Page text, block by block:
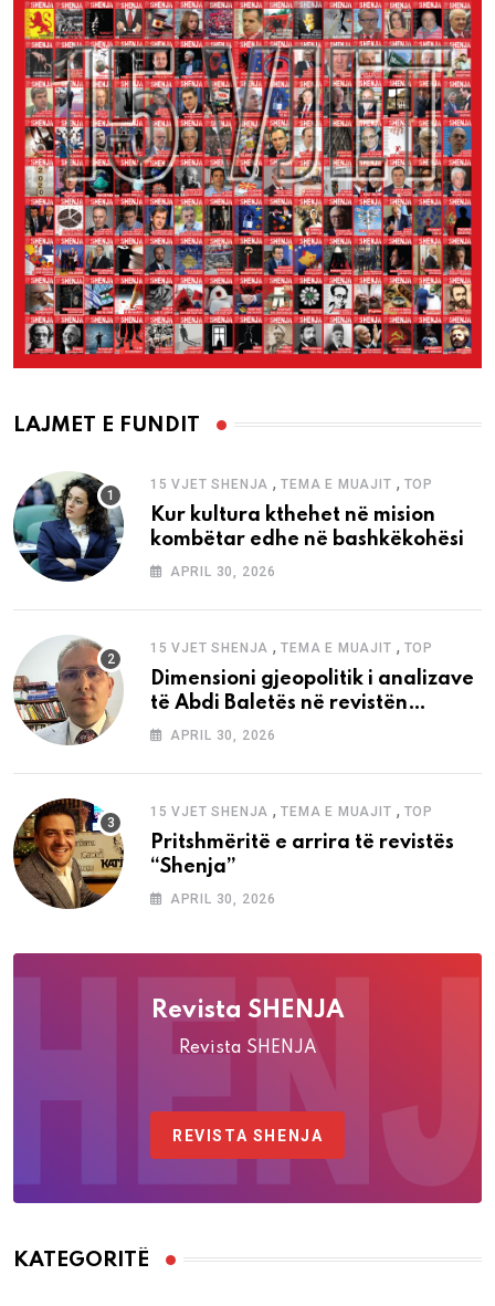
LAJMET E FUNDIT
15 VJET SHENJA ,TEMA E MUAJIT , TOP
Kur kultura kthehet në mision
kombëtar edhe në bashkëkohësi
APRIL 30, 2026
15 VJET SHENJA ,TEMA E MUAJIT , TOP
Dimensioni gjeopolitik i analizave
të Abdi Baletës në revistën
“Shenja”
APRIL 30, 2026
15 VJET SHENJA ,TEMA E MUAJIT , TOP
Pritshmëritë e arrira të revistës
“Shenja”
APRIL 30, 2026
Revista SHENJA
Revista SHENJA
REVISTA SHENJA
KATEGORITË